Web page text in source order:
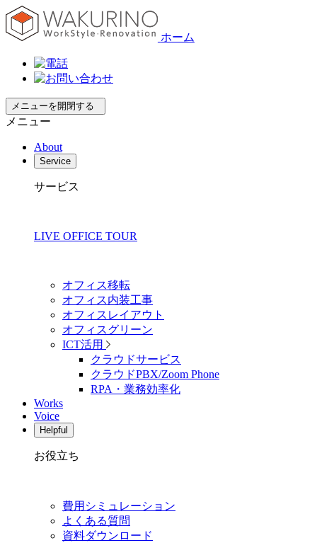
ホーム
メニューを開閉する
メニュー
About
Service
サービス
LIVE OFFICE TOUR
オフィス移転
オフィス内装工事
オフィスレイアウト
オフィスグリーン
ICT活用
クラウドサービス
クラウドPBX/Zoom Phone
RPA・業務効率化
Works
Voice
Helpful
お役立ち
費用シミュレーション
よくある質問
資料ダウンロード